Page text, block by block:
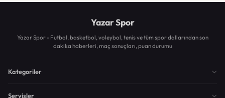
Yazar Spor
Yazar Spor - Futbol, basketbol, voleybol, tenis ve tüm spor dallarından son
dakika haberleri, maç sonuçları, puan durumu
Kategoriler
Servisler